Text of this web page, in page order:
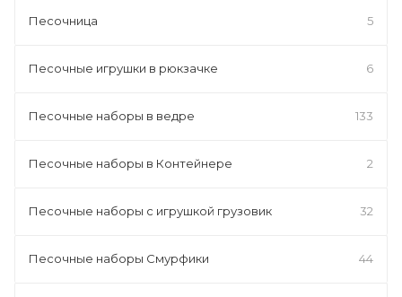
Песочница 5
Песочные игрушки в рюкзачке 6
Песочные наборы в ведре 133
Песочные наборы в Контейнере 2
Песочные наборы с игрушкой грузовик 32
Песочные наборы Смурфики 44